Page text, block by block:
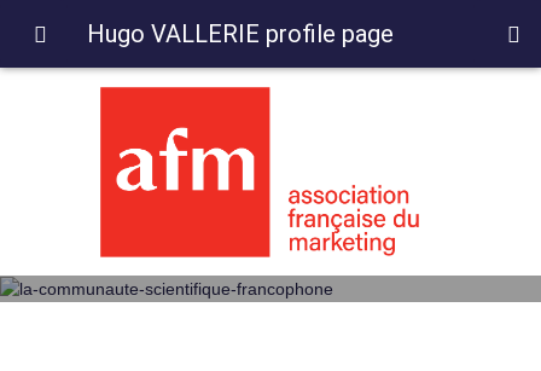
Hugo VALLERIE profile page